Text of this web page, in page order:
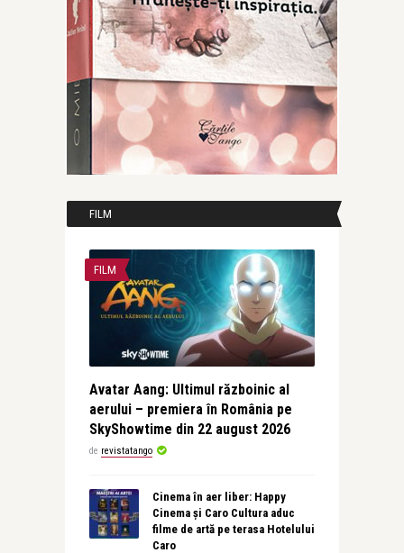
FILM
FILM
Avatar Aang: Ultimul războinic al
aerului – premiera în România pe
SkyShowtime din 22 august 2026
de revistatango
Cinema în aer liber: Happy
Cinema și Caro Cultura aduc
filme de artă pe terasa Hotelului
Caro